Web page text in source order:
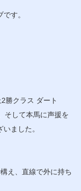
す。
勝クラス ダート
そして本馬に声援を
ました。
え、直線で外に持ち